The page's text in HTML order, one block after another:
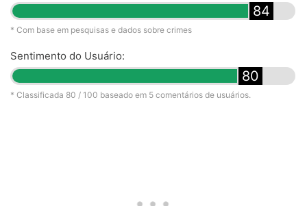
84
* Com base em pesquisas e dados sobre crimes
Sentimento do Usuário:
80
* Classificada 80 / 100 baseado em 5 comentários de usuários.